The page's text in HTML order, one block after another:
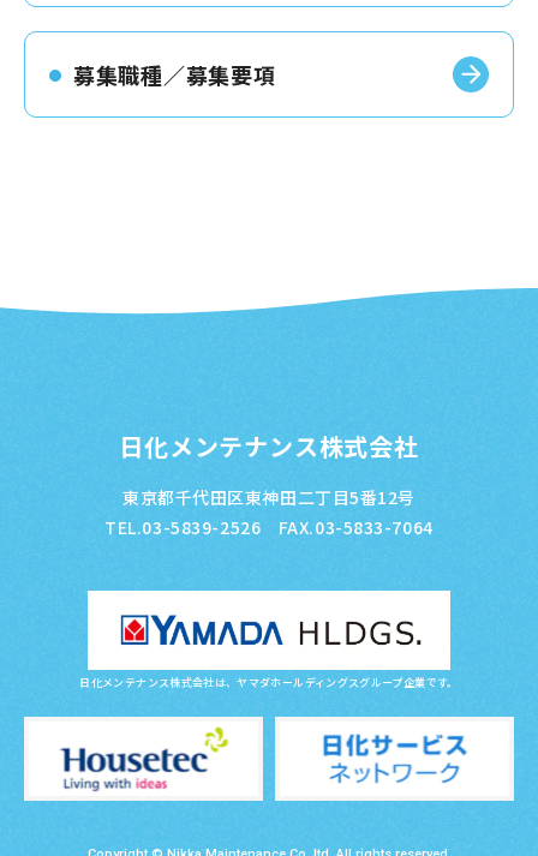
募集職種／募集要項
日化メンテナンス株式会社
東京都千代田区東神田二丁目5番12号
TEL.03-5839-2526 FAX.03-5833-7064
日化メンテナンス株式会社は、ヤマダホールディングスグループ企業です。